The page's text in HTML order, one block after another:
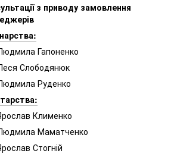
з приводу замовлення
Гапоненко
Слободянюк
Руденко
Клименко
Маматченко
Стогній